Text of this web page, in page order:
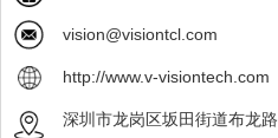
vision@visiontcl.com
http://www.v-visiontech.com
深圳市龙岗区坂田街道布龙路